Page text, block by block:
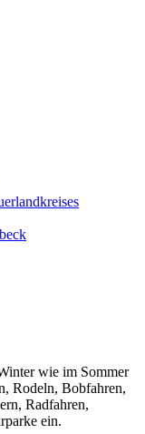
wie im Sommer
Rodeln, Bobfahren,
Radfahren,
ein.